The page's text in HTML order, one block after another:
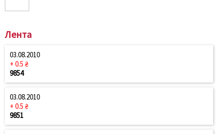
Лента
03.08.2010
+ 0.5 ₴
9854
03.08.2010
+ 0.5 ₴
9851